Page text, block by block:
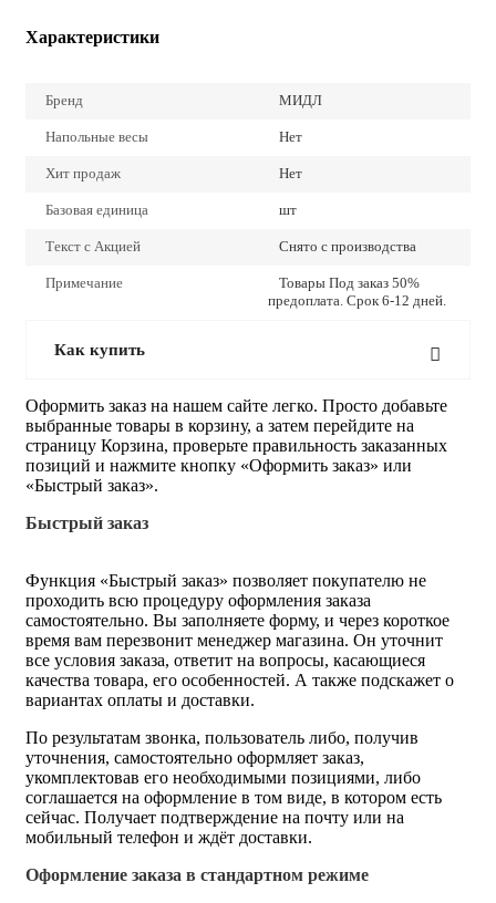
Характеристики
Бренд МИДЛ
Напольные весы Нет
Хит продаж Нет
Базовая единица шт
Текст с Акцией Снято с производства
Примечание
Товары Под заказ 50%
предоплата. Срок 6-12 дней.
Как купить
Оформить заказ на нашем сайте легко. Просто добавьте
выбранные товары в корзину, а затем перейдите на
страницу Корзина, проверьте правильность заказанных
позиций и нажмите кнопку «Оформить заказ» или
«Быстрый заказ».
Быстрый заказ
Функция «Быстрый заказ» позволяет покупателю не
проходить всю процедуру оформления заказа
самостоятельно. Вы заполняете форму, и через короткое
время вам перезвонит менеджер магазина. Он уточнит
все условия заказа, ответит на вопросы, касающиеся
качества товара, его особенностей. А также подскажет о
вариантах оплаты и доставки.
По результатам звонка, пользователь либо, получив
уточнения, самостоятельно оформляет заказ,
укомплектовав его необходимыми позициями, либо
соглашается на оформление в том виде, в котором есть
сейчас. Получает подтверждение на почту или на
мобильный телефон и ждёт доставки.
Оформление заказа в стандартном режиме